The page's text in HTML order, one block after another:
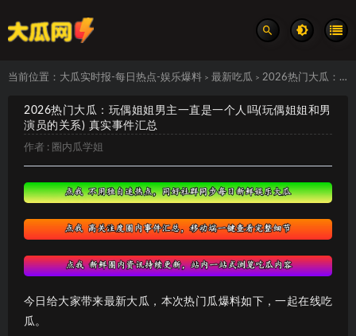
当前位置： 大瓜实时报-每日热点-娱乐爆料 > 最新吃瓜 > 2026热门大瓜：玩偶姐姐男主一直是一个人吗(玩偶姐姐和男演员的关系) 真实事件汇总
2026热门大瓜：玩偶姐姐男主一直是一个人吗(玩偶姐姐和男
演员的关系) 真实事件汇总
作者 : 圈内瓜学姐
今日给大家带来最新大瓜，本次热门瓜爆料如下，一起在线吃
瓜。